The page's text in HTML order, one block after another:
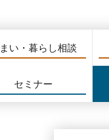
い・暮らし相談
セミナー